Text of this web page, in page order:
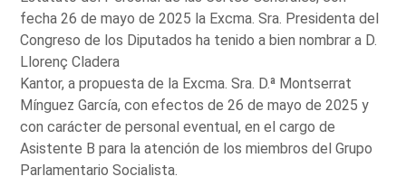
fecha 26 de mayo de 2025 la Excma. Sra. Presidenta del
Congreso de los Diputados ha tenido a bien nombrar a D.
Llorenç Cladera
Kantor, a propuesta de la Excma. Sra. D.ª Montserrat
Mínguez García, con efectos de 26 de mayo de 2025 y
con carácter de personal eventual, en el cargo de
Asistente B para la atención de los miembros del Grupo
Parlamentario Socialista.